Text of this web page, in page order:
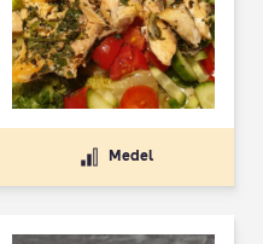
Medel